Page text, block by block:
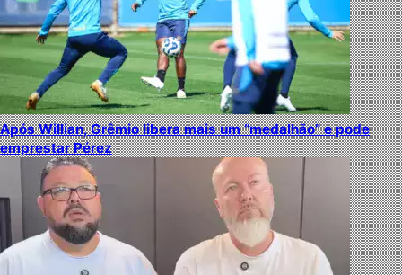
Após Willian, Grêmio libera mais um “medalhão” e pode
emprestar Pérez